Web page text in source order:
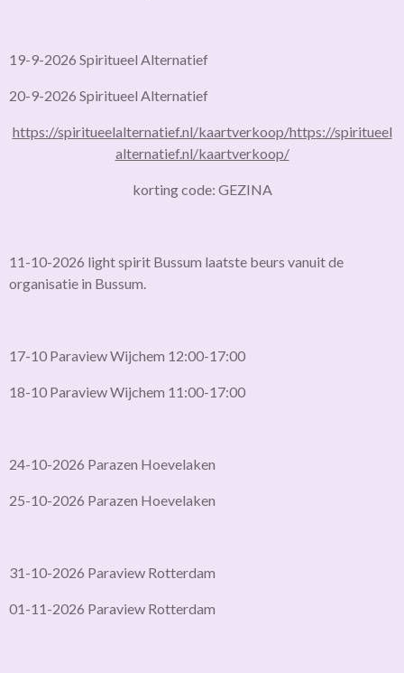
19-9-2026 Spiritueel Alternatief
20-9-2026 Spiritueel Alternatief
https://spiritueelalternatief.nl/kaartverkoop/https://spiritueel
alternatief.nl/kaartverkoop/
korting code: GEZINA
11-10-2026 light spirit Bussum laatste beurs vanuit de
organisatie in Bussum.
17-10 Paraview Wijchem 12:00-17:00
18-10 Paraview Wijchem 11:00-17:00
24-10-2026 Parazen Hoevelaken
25-10-2026 Parazen Hoevelaken
31-10-2026 Paraview Rotterdam
01-11-2026 Paraview Rotterdam